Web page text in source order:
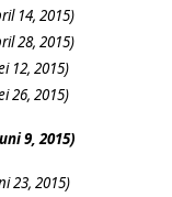
14, 2015)
28, 2015)
12, 2015)
26, 2015)
9, 2015)
23, 2015)